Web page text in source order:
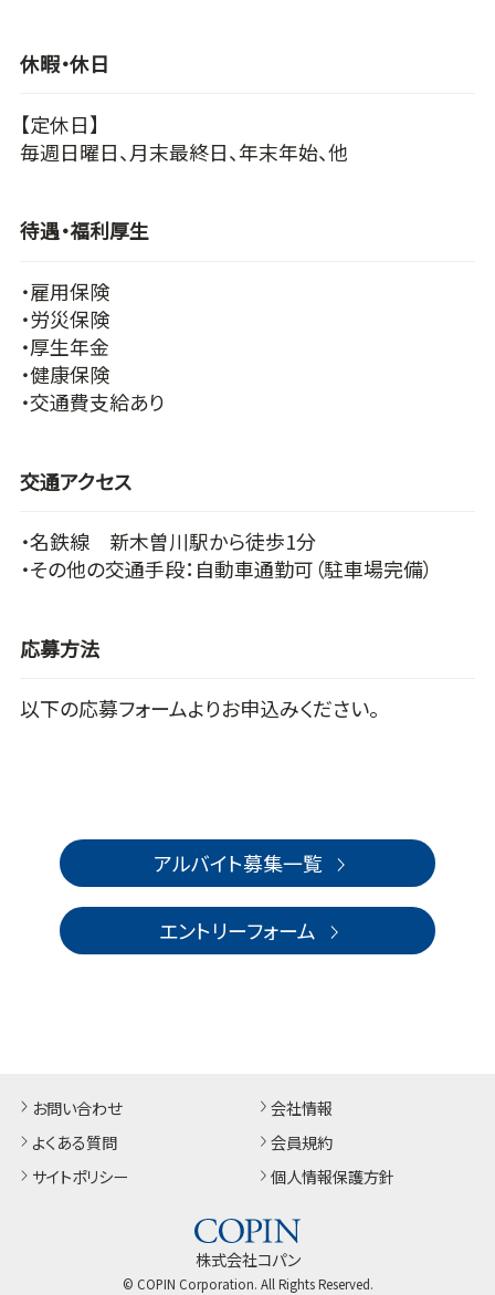
休暇・休日
【定休日】
毎週日曜日、月末最終日、年末年始、他
待遇・福利厚生
・雇用保険
・労災保険
・厚生年金
・健康保険
・交通費支給あり
交通アクセス
・名鉄線 新木曽川駅から徒歩1分
・その他の交通手段：自動車通勤可（駐車場完備）
応募方法
以下の応募フォームよりお申込みください。
アルバイト募集一覧
エントリーフォーム
お問い合わせ
よくある質問
サイトポリシー
会社情報
会員規約
個人情報保護方針
株式会社コパン
© COPIN Corporation. All Rights Reserved.